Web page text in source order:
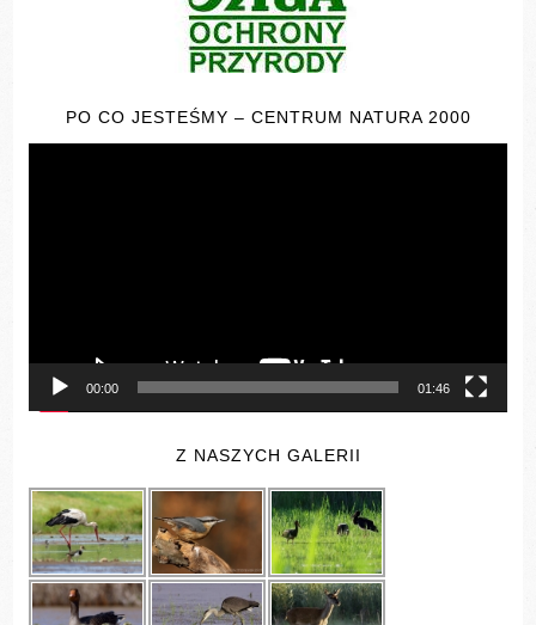
PO CO JESTEŚMY – CENTRUM NATURA 2000
00:00 01:46
Z NASZYCH GALERII